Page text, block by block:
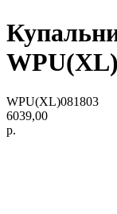
WPU(XL)081803
6039,00
р.